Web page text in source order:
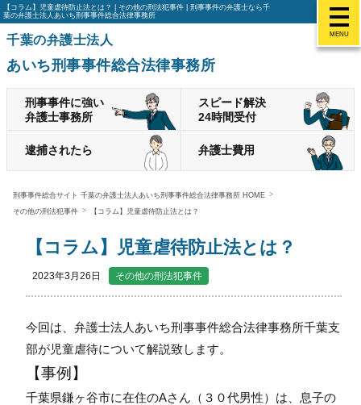
MENU
【コラム】児童虐待防止法とは？ | その他の刑法犯事件 | 刑事事件の弁護士なら千
葉の弁護士法人あいち刑事事件総合法律事務所
千葉の弁護士法人
あいち刑事事件総合法律事務所
刑事事件に強い
弁護士事務所
スピード解決
24時間受付
逮捕されたら 弁護士費用
刑事事件総合サイト 千葉の弁護士法人あいち刑事事件総合法律事務所 HOME
その他の刑法犯事件
【コラム】児童虐待防止法とは？
【コラム】児童虐待防止法とは？
2023年3月26日 その他の刑法犯事件
今回は、弁護士法人あいち刑事事件総合法律事務所千葉支
部が児童虐待について解説致します。
【事例】
千葉県鎌ヶ谷市に在住のAさん（３０代男性）は、息子の